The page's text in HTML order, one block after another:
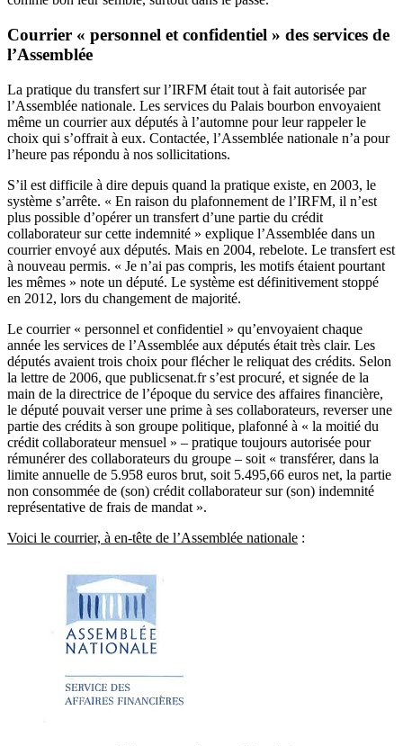
Courrier « personnel et confidentiel » des services de
l’Assemblée
La pratique du transfert sur l’IRFM était tout à fait autorisée par
l’Assemblée nationale. Les services du Palais bourbon envoyaient
même un courrier aux députés à l’automne pour leur rappeler le
choix qui s’offrait à eux. Contactée, l’Assemblée nationale n’a pour
l’heure pas répondu à nos sollicitations.
S’il est difficile à dire depuis quand la pratique existe, en 2003, le
système s’arrête. « En raison du plafonnement de l’IRFM, il n’est
plus possible d’opérer un transfert d’une partie du crédit
collaborateur sur cette indemnité » explique l’Assemblée dans un
courrier envoyé aux députés. Mais en 2004, rebelote. Le transfert est
à nouveau permis. « Je n’ai pas compris, les motifs étaient pourtant
les mêmes » note un député. Le système est définitivement stoppé
en 2012, lors du changement de majorité.
Le courrier « personnel et confidentiel » qu’envoyaient chaque
année les services de l’Assemblée aux députés était très clair. Les
députés avaient trois choix pour flécher le reliquat des crédits. Selon
la lettre de 2006, que publicsenat.fr s’est procuré, et signée de la
main de la directrice de l’époque du service des affaires financière,
le député pouvait verser une prime à ses collaborateurs, reverser une
partie des crédits à son groupe politique, plafonné à « la moitié du
crédit collaborateur mensuel » – pratique toujours autorisée pour
rémunérer des collaborateurs du groupe – soit « transférer, dans la
limite annuelle de 5.958 euros brut, soit 5.495,66 euros net, la partie
non consommée de (son) crédit collaborateur sur (son) indemnité
représentative de frais de mandat ».
Voici le courrier, à en-tête de l’Assemblée nationale :